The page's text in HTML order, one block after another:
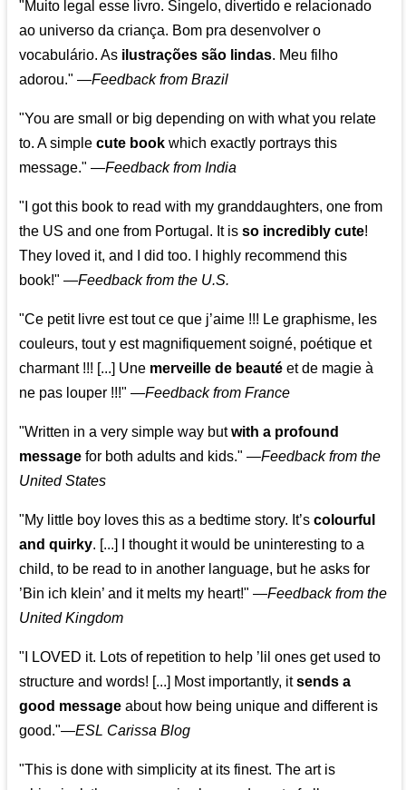
"Muito legal esse livro. Singelo, divertido e relacionado
ao universo da criança. Bom pra desenvolver o
vocabulário. As ilustrações são lindas. Meu filho
adorou." —Feedback from Brazil
"You are small or big depending on with what you relate
to. A simplecute book which exactly portrays this
message." —Feedback from India
"I got this book to read with my granddaughters, one from
the US and one from Portugal. It isso incredibly cute!
They loved it, and I did too. I highly recommend this
book!" —Feedback from the U.S.
"Ce petit livre est tout ce que j’aime !!! Le graphisme, les
couleurs, tout y est magnifiquement soigné, poétique et
charmant !!! [...] Une merveille de beauté et de magie à
ne pas louper !!!" —Feedback from France
"Written in a very simple way butwith a profound
message for both adults and kids." —Feedback from the
United States
"My little boy loves this as a bedtime story. It’scolourful
and quirky. [...] I thought it would be uninteresting to a
child, to be read to in another language, but he asks for
’Bin ich klein’ and it melts my heart!" —Feedback from the
United Kingdom
"I LOVED it. Lots of repetition to help ’lil ones get used to
structure and words! [...] Most importantly, itsends a
good message about how being unique and different is
good."—ESL Carissa Blog
"This is done with simplicity at its finest. The art is